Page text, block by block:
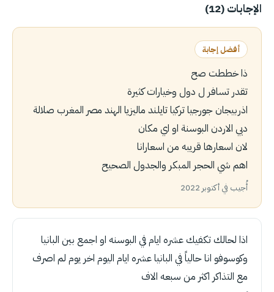
الإجابات (12)
أفضل إجابة
ذا خططت صح
تقدر تسافر ل دول وخيارات كثيرة
اذربيجان جورجيا تركيا تايلند ماليزيا الهند مصر المغرب صلالة
دبي الاردن البوسنة او اي مكان
لان اسعارها قريبه من اسعارانا
اهم شي الحجر المبكر والجدول الصحيح
أُجيب في أكتوبر 2022
اذا لحالك تكفيك عشره ايام في البوسنه او اجمع بين البانيا
وكوسوفو انا حالياً في البانيا عشره ايام اليوم اخر يوم لم اصرف
مع التذاكر اكثر من سبعه الاف